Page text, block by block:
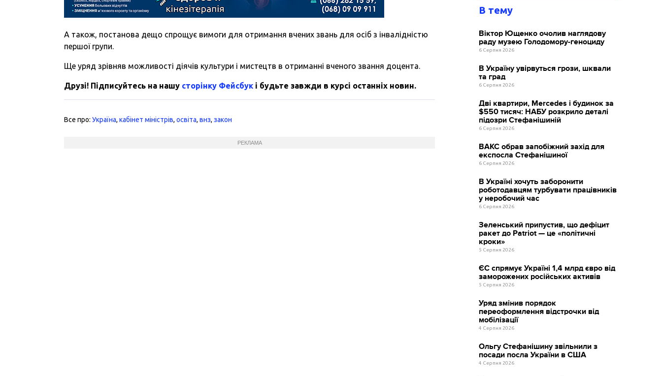
А також, постанова дещо спрощує вимоги для отримання вчених звань для осіб з інвалідністю
першої групи.
Ще уряд зрівняв можливості діячів культури і мистецтв в отриманні вченого звання доцента.
Друзі! Підписуйтесь на нашу сторінку Фейсбук і будьте завжди в курсі останніх новин.
Все про:Україна,кабінет міністрів,освіта,внз,закон
РЕКЛАМА
В тему
Віктор Ющенко очолив наглядову
раду музею Голодомору-геноциду
6 Серпня 2026
В Україну увірвуться грози, шквали
та град
6 Серпня 2026
Дві квартири, Mercedes і будинок за
$550 тисяч: НАБУ розкрило деталі
підозри Стефанішиній
6 Серпня 2026
ВАКС обрав запобіжний захід для
експосла Стефанішиної
6 Серпня 2026
В Україні хочуть заборонити
роботодавцям турбувати працівників
у неробочий час
6 Серпня 2026
Зеленський припустив, що дефіцит
ракет до Patriot — це «політичні
кроки»
5 Серпня 2026
ЄС спрямує Україні 1,4 млрд євро від
заморожених російських активів
5 Серпня 2026
Уряд змінив порядок
переоформлення відстрочки від
мобілізації
4 Серпня 2026
Ольгу Стефанішину звільнили з
посади посла України в США
4 Серпня 2026